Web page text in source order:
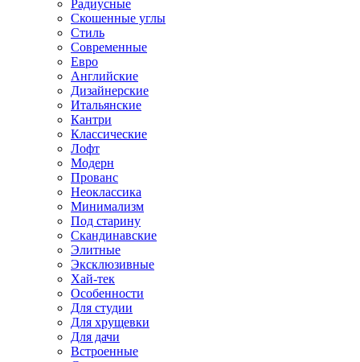
Радиусные
Скошенные углы
Стиль
Современные
Евро
Английские
Дизайнерские
Итальянские
Кантри
Классические
Лофт
Модерн
Прованс
Неоклассика
Минимализм
Под старину
Скандинавские
Элитные
Эксклюзивные
Хай-тек
Особенности
Для студии
Для хрущевки
Для дачи
Встроенные